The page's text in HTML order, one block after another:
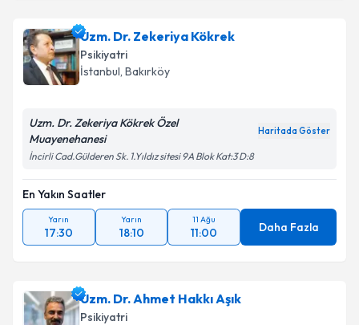
Uzm. Dr. Zekeriya Kökrek
Psikiyatri
İstanbul, Bakırköy
Uzm. Dr. Zekeriya Kökrek Özel
Muayenehanesi
Haritada Göster
İncirli Cad.Gülderen Sk. 1.Yıldız sitesi 9A Blok Kat:3 D:8
En Yakın Saatler
Yarın
17:30
Yarın
18:10
11 Ağu
11:00 Daha Fazla
Uzm. Dr. Ahmet Hakkı Aşık
Psikiyatri